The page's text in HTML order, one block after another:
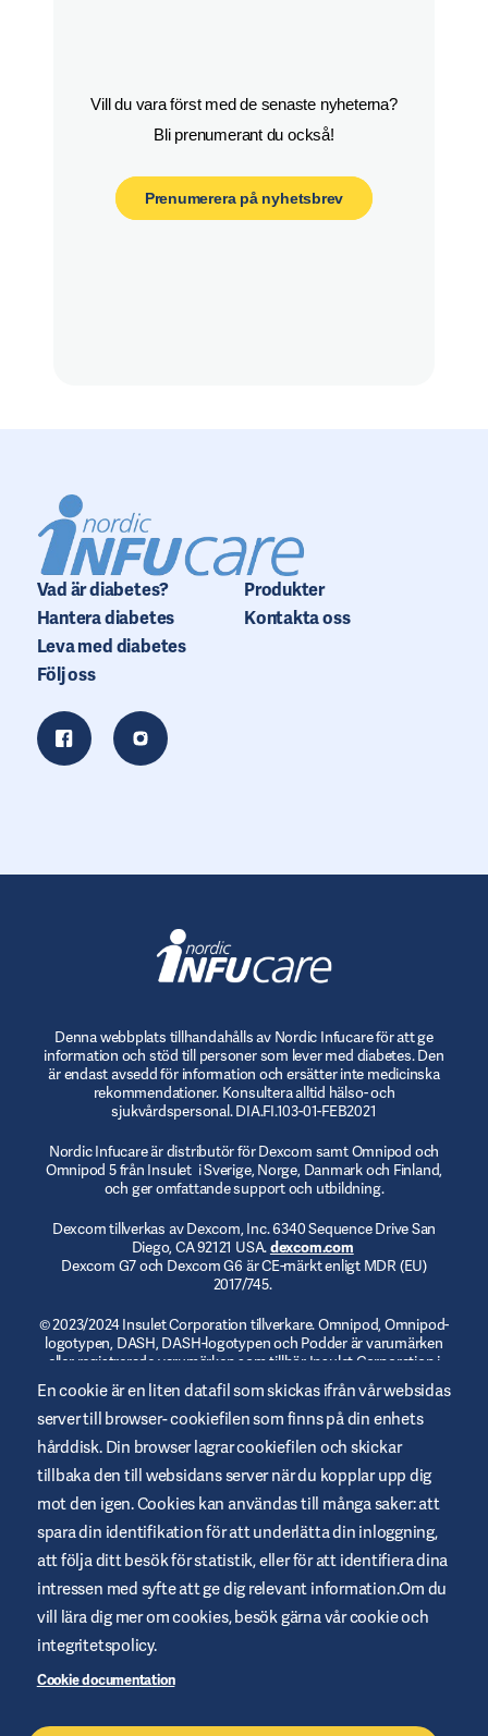
Vill du vara först med de senaste nyheterna?
Bli prenumerant du också!
Prenumerera på nyhetsbrev
Vad är diabetes?
Hantera diabetes
Leva med diabetes
Produkter
Kontakta oss
Följ oss
Denna webbplats tillhandahålls av Nordic Infucare för att ge
information och stöd till personer som lever med diabetes. Den
är endast avsedd för information och ersätter inte medicinska
rekommendationer. Konsultera alltid hälso- och
sjukvårdspersonal. DIA.FI.103-01-FEB2021
Nordic Infucare är distributör för Dexcom samt Omnipod och
Omnipod 5 från Insulet i Sverige, Norge, Danmark och Finland,
och ger omfattande support och utbildning.
Dexcom tillverkas av Dexcom, Inc. 6340 Sequence Drive San
Diego, CA 92121 USA.dexcom.com
Dexcom G7 och Dexcom G6 är CE-märkt enligt MDR (EU)
2017/745.
© 2023/2024 Insulet Corporation tillverkare. Omnipod, Omnipod-
logotypen, DASH, DASH-logotypen och Podder är varumärken
eller registrerade varumärken som tillhör Insulet Corporation i
USA och andra jurisdiktioner. myomnipod.com . Omnipod DASH
och Omnipod 5 är CE-märkta enligt MDR (EU) 2017/745.
Integritetspolicy
Cookies
Ansvarig utgivare
En cookie är en liten datafil som skickas ifrån vår websidas
server till browser- cookiefilen som finns på din enhets
hårddisk. Din browser lagrar cookiefilen och skickar
tillbaka den till websidans server när du kopplar upp dig
mot den igen. Cookies kan användas till många saker: att
spara din identifikation för att underlätta din inloggning,
att följa ditt besök för statistik, eller för att identifiera dina
intressen med syfte att ge dig relevant information.Om du
vill lära dig mer om cookies, besök gärna vår cookie och
integritetspolicy.
Cookie documentation